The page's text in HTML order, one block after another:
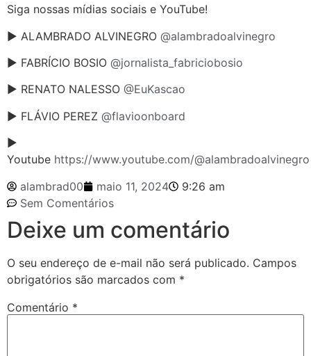
Siga nossas mídias sociais e YouTube!
► ALAMBRADO ALVINEGRO @alambradoalvinegro
► FABRÍCIO BOSIO @jornalista_fabriciobosio
► RENATO NALESSO @EuKascao
► FLÁVIO PEREZ @flavioonboard
►
Youtube https://www.youtube.com/@alambradoalvinegro
alambrad00
maio 11, 2024
9:26 am
Sem Comentários
Deixe um comentário
O seu endereço de e-mail não será publicado. Campos
obrigatórios são marcados com *
Comentário *